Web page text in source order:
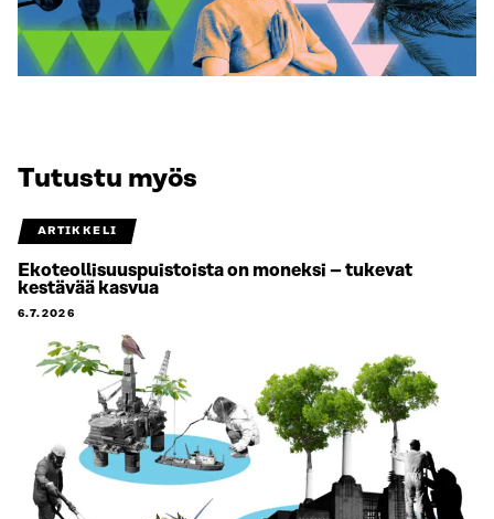
Tutustu myös
ARTIKKELI
Ekoteollisuuspuistoista on moneksi – tukevat
kestävää kasvua
6.7.2026